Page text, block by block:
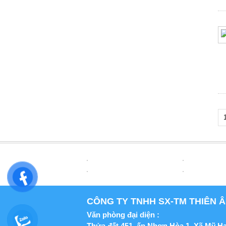
CÔNG TY TNHH SX-TM THIÊN
Văn phòng đại diện :